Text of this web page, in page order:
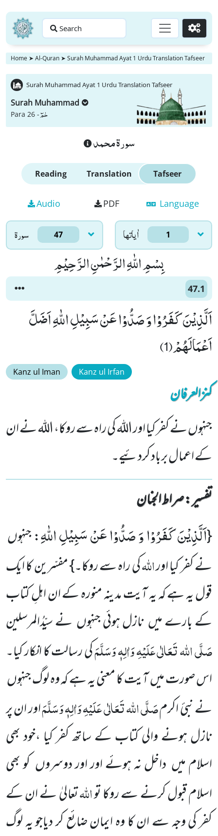
Search Go
Home ➤ Al-Quran ➤ Surah Muhammad Ayat 1 Urdu Translation Tafseer
Surah Muhammad Ayat 1 Urdu Translation Tafseer
Surah Muhammad
Para 26 -حٰمٓ
سورة محمد
Reading Translation Tafseer
Audio PDF Language
سورۃ 47 اٰياتها 1
بِسْمِ اللّٰهِ الرَّحْمٰنِ الرَّحِیْمِ
47.1
اَلَّذِیْنَ كَفَرُوْا وَ صَدُّوْا عَنْ سَبِیْلِ اللّٰهِ اَضَلَّ
اَعْمَالَهُمْ(1)
Kanz ul Iman Kanz ul Irfan
کنزالعرفان
جنہوں نے کفر کیا اور اللہ کی راہ سے روکا، اللہ نے ان
کے اعمال برباد کردئیے۔
تفسیر : ‎صراط الجنان
{اَلَّذِیْنَ كَفَرُوْا وَ صَدُّوْا عَنْ سَبِیْلِ اللّٰهِ: جنہوں
نے کفر کیا اوراللہکی راہ سے روکا۔} مفسّرین کا ایک
قول یہ ہے کہ یہ آیت مدینہ منورہ کے ان اہلِ کتاب
کے بارے میں نازل ہوئی جنہوں نے سیِّدُالمرسلین
صَلَّی اللہ تَعَالٰی عَلَیْہِ وَاٰلِہٖ وَسَلَّمَکی رسالت کا انکار کیا۔
اس صورت میں آیت کا معنی یہ ہے کہ وہ لوگ جنہوں
نے نبیٔ اکرمصَلَّی اللہ تَعَالٰی عَلَیْہِ وَاٰلِہٖ وَسَلَّمَاور ان پر
نازل ہونے والی کتاب کے ساتھ کفر کیا ،خود بھی
اسلام میں داخل نہ ہوئے اور اور دوسروں کو بھی
اسلام قبول کرنے سے روکا تواللہتعالیٰ نے ان کے
کفر کی وجہ سے ان کا وہ ایمان ضائع کر دیاجو یہ لوگ